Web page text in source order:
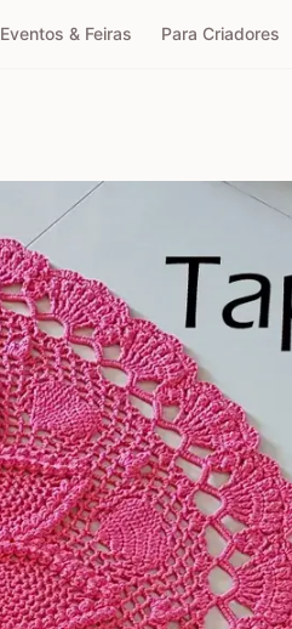
Eventos & Feiras Para Criadores